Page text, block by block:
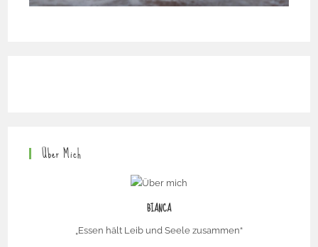
Über Mich
BIANCA
„Essen hält Leib und Seele zusammen“